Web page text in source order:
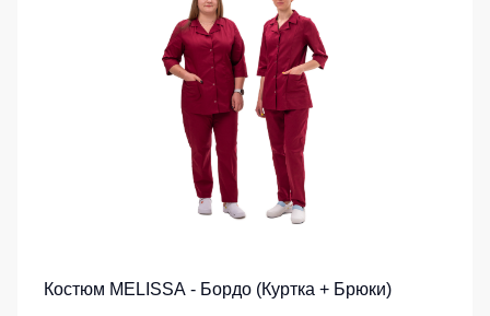
Костюм MELISSA - Бордо (Куртка + Брюки)